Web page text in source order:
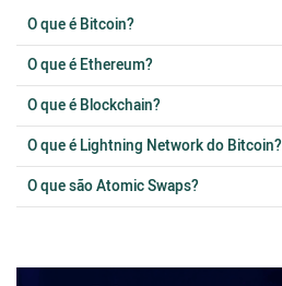
O que é Bitcoin?
O que é Ethereum?
O que é Blockchain?
O que é Lightning Network do Bitcoin?
O que são Atomic Swaps?